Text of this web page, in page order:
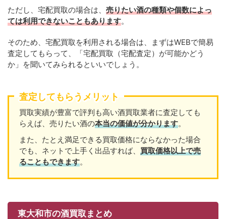
ただし、宅配買取の場合は、 売りたい酒の種類や個数によっ
ては利用できないこともあります。
そのため、宅配買取を利用される場合は、まずはWEBで簡易
査定してもらって、「宅配買取（宅配査定）が可能かどう
か」を聞いてみられるといいでしょう。
査定してもらうメリット
買取実績が豊富で評判も高い酒買取業者に査定しても
らえば、売りたい酒の本当の価値が分かります。
また、たとえ満足できる買取価格にならなかった場合
でも、ネットで上手く出品すれば、 買取価格以上で売
ることもできます。
東大和市の酒買取まとめ